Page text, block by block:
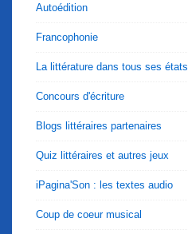
Autoédition
Francophonie
La littérature dans tous ses états
Concours d'écriture
Blogs littéraires partenaires
Quiz littéraires et autres jeux
iPagina'Son : les textes audio
Coup de coeur musical